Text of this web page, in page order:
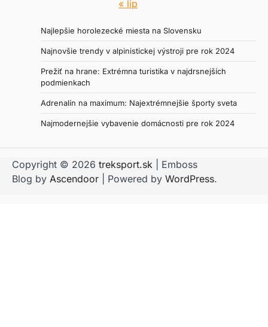
« lip
Najlepšie horolezecké miesta na Slovensku
Najnovšie trendy v alpinistickej výstroji pre rok 2024
Prežiť na hrane: Extrémna turistika v najdrsnejších
podmienkach
Adrenalín na maximum: Najextrémnejšie športy sveta
Najmodernejšie vybavenie domácnosti pre rok 2024
Copyright © 2026 treksport.sk | Emboss
Blog by Ascendoor | Powered by WordPress.